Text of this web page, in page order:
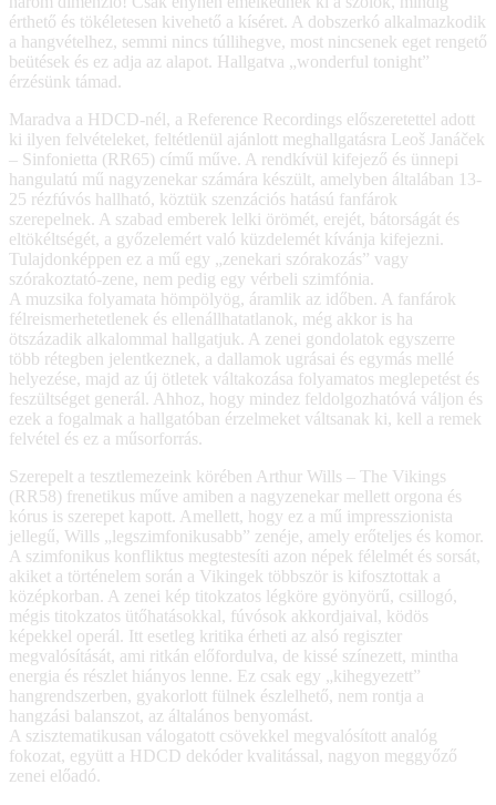
érthető és tökéletesen kivehető a kíséret. A dobszerkó alkalmazkodik
a hangvételhez, semmi nincs túllihegve, most nincsenek eget rengető
beütések és ez adja az alapot. Hallgatva „wonderful tonight”
érzésünk támad.
Maradva a HDCD-nél, a Reference Recordings előszeretettel adott
ki ilyen felvételeket, feltétlenül ajánlott meghallgatásra Leoš Janáček
– Sinfonietta (RR65) című műve. A rendkívül kifejező és ünnepi
hangulatú mű nagyzenekar számára készült, amelyben általában 13-
25 rézfúvós hallható, köztük szenzációs hatású fanfárok
szerepelnek. A szabad emberek lelki örömét, erejét, bátorságát és
eltökéltségét, a győzelemért való küzdelemét kívánja kifejezni.
Tulajdonképpen ez a mű egy „zenekari szórakozás” vagy
szórakoztató-zene, nem pedig egy vérbeli szimfónia.
A muzsika folyamata hömpölyög, áramlik az időben. A fanfárok
félreismerhetetlenek és ellenállhatatlanok, még akkor is ha
ötszázadik alkalommal hallgatjuk. A zenei gondolatok egyszerre
több rétegben jelentkeznek, a dallamok ugrásai és egymás mellé
helyezése, majd az új ötletek váltakozása folyamatos meglepetést és
feszültséget generál. Ahhoz, hogy mindez feldolgozhatóvá váljon és
ezek a fogalmak a hallgatóban érzelmeket váltsanak ki, kell a remek
felvétel és ez a műsorforrás.
Szerepelt a tesztlemezeink körében Arthur Wills – The Vikings
(RR58) frenetikus műve amiben a nagyzenekar mellett orgona és
kórus is szerepet kapott. Amellett, hogy ez a mű impresszionista
jellegű, Wills „legszimfonikusabb” zenéje, amely erőteljes és komor.
A szimfonikus konfliktus megtestesíti azon népek félelmét és sorsát,
akiket a történelem során a Vikingek többször is kifosztottak a
középkorban. A zenei kép titokzatos légköre gyönyörű, csillogó,
mégis titokzatos ütőhatásokkal, fúvósok akkordjaival, ködös
képekkel operál. Itt esetleg kritika érheti az alsó regiszter
megvalósítását, ami ritkán előfordulva, de kissé színezett, mintha
energia és részlet hiányos lenne. Ez csak egy „kihegyezett”
hangrendszerben, gyakorlott fülnek észlelhető, nem rontja a
hangzási balanszot, az általános benyomást.
A szisztematikusan válogatott csövekkel megvalósított analóg
fokozat, együtt a HDCD dekóder kvalitással, nagyon meggyőző
zenei előadó.